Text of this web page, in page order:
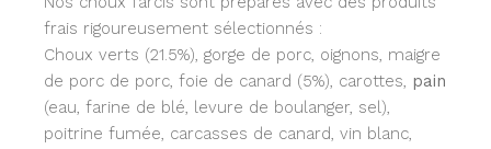
frais rigoureusement sélectionnés :
Choux verts (21.5%), gorge de porc, oignons, maigre
de porc de porc, foie de canard (5%), carottes, pain
(eau, farine de blé, levure de boulanger, sel),
poitrine fumée, carcasses de canard, vin blanc,